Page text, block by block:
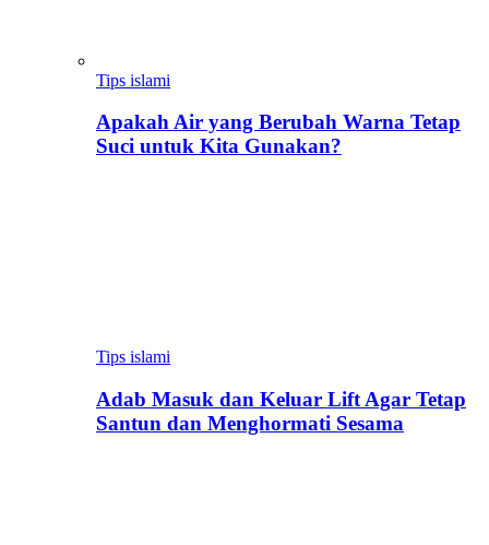
Tips islami
Apakah Air yang Berubah Warna Tetap
Suci untuk Kita Gunakan?
Tips islami
Adab Masuk dan Keluar Lift Agar Tetap
Santun dan Menghormati Sesama